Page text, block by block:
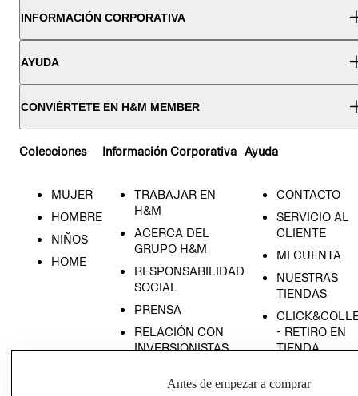
INFORMACIÓN CORPORATIVA
AYUDA
CONVIÉRTETE EN H&M MEMBER
Colecciones
MUJER
HOMBRE
NIÑOS
HOME
Información Corporativa
TRABAJAR EN
H&M
ACERCA DEL
GRUPO H&M
RESPONSABILIDAD
SOCIAL
PRENSA
RELACIÓN CON
INVERSIONISTAS
EMPRESARIAL
Ayuda
CONTACTO
SERVICIO AL
CLIENTE
MI CUENTA
NUESTRAS
TIENDAS
- RETIRO EN
TIENDA
CONDICIONES
Antes de empezar a comprar